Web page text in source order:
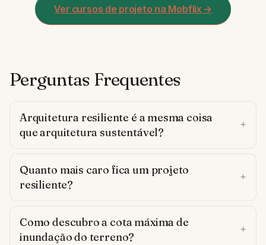
Ver cursos de projeto na Mobflix →
Perguntas Frequentes
Arquitetura resiliente é a mesma coisa
que arquitetura sustentável?
Quanto mais caro fica um projeto
resiliente?
Como descubro a cota máxima de
inundação do terreno?